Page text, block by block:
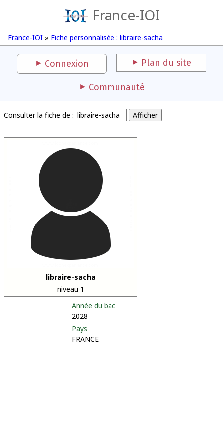
France-IOI
France-IOI » Fiche personnalisée : libraire-sacha
Connexion Plan du site
Communauté
Consulter la fiche de :
libraire-sacha
niveau 1
Année du bac
2028
Pays
FRANCE